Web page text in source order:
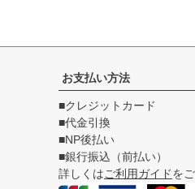
お支払い方法
■クレジットカード
■代金引換
■NP後払い
■銀行振込（前払い）
詳しくはご利用ガイドを